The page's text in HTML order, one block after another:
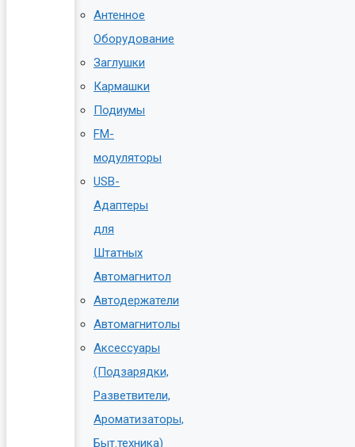
Антенное
Оборудование
Заглушки
Кармашки
Подиумы
FM-
модуляторы
USB-
Адаптеры
для
Штатных
Автомагнитол
Автодержатели
Автомагнитолы
Аксессуары
(Подзарядки,
Разветвители,
Ароматизаторы,
Быт.техника)